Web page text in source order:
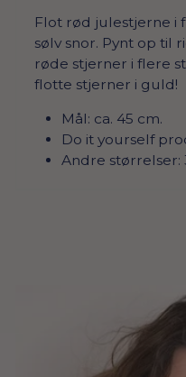
Flot rød julestjerne i
sølv snor. Pynt op til
røde stjerner i flere
flotte stjerner i guld!
Mål: ca. 45 cm.
Do it yourself
Andre størrelser: